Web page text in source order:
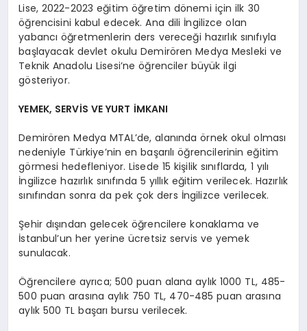
SAĞLIK
SPOR
Lise, 2022-2023 eğitim öğretim dönemi için ilk 30
öğrencisini kabul edecek. Ana dili İngilizce olan
yabancı öğretmenlerin ders vereceği hazırlık sınıfıyla
başlayacak devlet okulu Demirören Medya Mesleki ve
Teknik Anadolu Lisesi’ne öğrenciler büyük ilgi
gösteriyor.
YEMEK, SERVİS VE YURT İMKANI
Demirören Medya MTAL’de, alanında örnek okul olması
nedeniyle Türkiye’nin en başarılı öğrencilerinin eğitim
görmesi hedefleniyor. Lisede 15 kişilik sınıflarda, 1 yılı
İngilizce hazırlık sınıfında 5 yıllık eğitim verilecek. Hazırlık
sınıfından sonra da pek çok ders İngilizce verilecek.
Şehir dışından gelecek öğrencilere konaklama ve
İstanbul’un her yerine ücretsiz servis ve yemek
sunulacak.
Öğrencilere ayrıca; 500 puan alana aylık 1000 TL, 485-
500 puan arasına aylık 750 TL, 470-485 puan arasına
aylık 500 TL başarı bursu verilecek.